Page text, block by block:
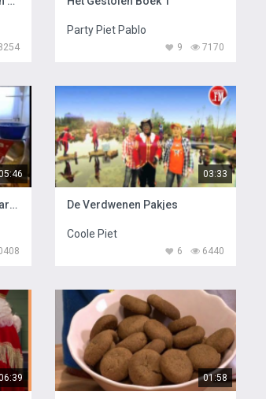
Party Piet Pablo
7170
9
Pepernoten maken met Zwarte Piet
03:33
De Verdwenen Pakjes
Coole Piet
6440
6
01:58